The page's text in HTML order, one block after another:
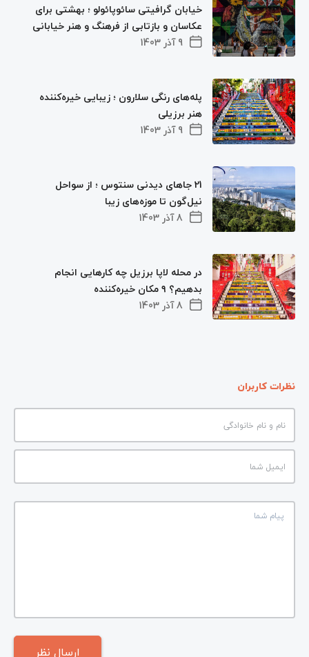
9 آذر 1403
خیابان گرافیتی سائوپائولو ؛ بهشتی برای
عکاسان و بازتابی از فرهنگ و هنر خیابانی
9 آذر 1403
پله‌های رنگی سلارون ؛ زیبایی خیره‌کننده
هنر برزیلی
8 آذر 1403
21 جاهای دیدنی سنتوس ؛ از سواحل
نیل‌گون تا موزه‌های زیبا
8 آذر 1403
در محله لاپا برزیل چه کارهایی انجام
بدهیم؟ ۹ مکان خیره‌کننده
نظرات کاربران